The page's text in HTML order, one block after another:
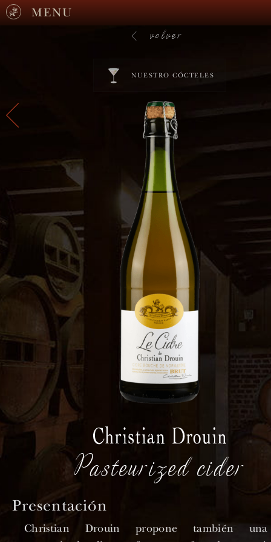
MENU
volver
NUESTRO CÓCTELES
Pasteurized cider
Presentación
Christian Drouin propone también